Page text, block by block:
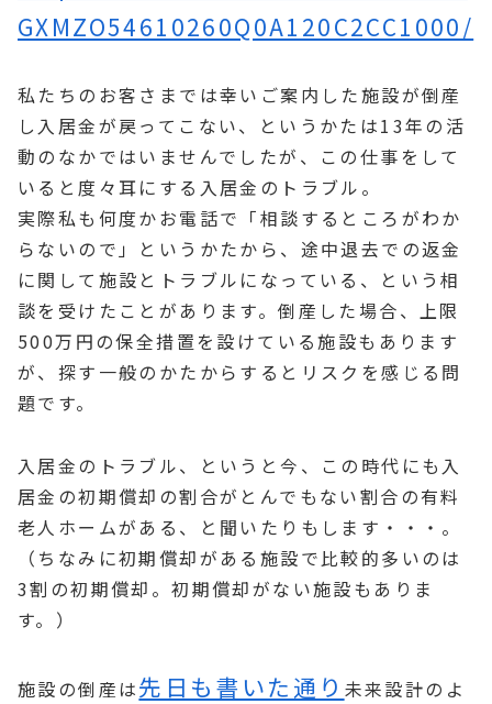
GXMZO54610260Q0A120C2CC1000/
私たちのお客さまでは幸いご案内した施設が倒産
し入居金が戻ってこない、というかたは13年の活
動のなかではいませんでしたが、この仕事をして
いると度々耳にする入居金のトラブル。
実際私も何度かお電話で「相談するところがわか
らないので」というかたから、途中退去での返金
に関して施設とトラブルになっている、という相
談を受けたことがあります。倒産した場合、上限
500万円の保全措置を設けている施設もあります
が、探す一般のかたからするとリスクを感じる問
題です。
入居金のトラブル、というと今、この時代にも入
居金の初期償却の割合がとんでもない割合の有料
老人ホームがある、と聞いたりもします・・・。
（ちなみに初期償却がある施設で比較的多いのは
3割の初期償却。初期償却がない施設もありま
す。）
施設の倒産は先日も書いた通り 未来設計のよ